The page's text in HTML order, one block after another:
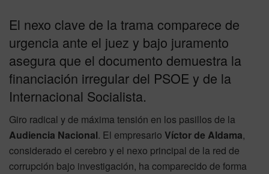
El nexo clave de la trama comparece de
urgencia ante el juez y bajo juramento
asegura que el documento demuestra la
financiación irregular del PSOE y de la
Internacional Socialista.
Giro radical y de máxima tensión en los pasillos de la
Audiencia Nacional. El empresario Víctor de Aldama,
considerado el cerebro y el nexo principal de la red de
corrupción bajo investigación, ha comparecido de forma